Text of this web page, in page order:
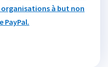
organisations à but non
PayPal.